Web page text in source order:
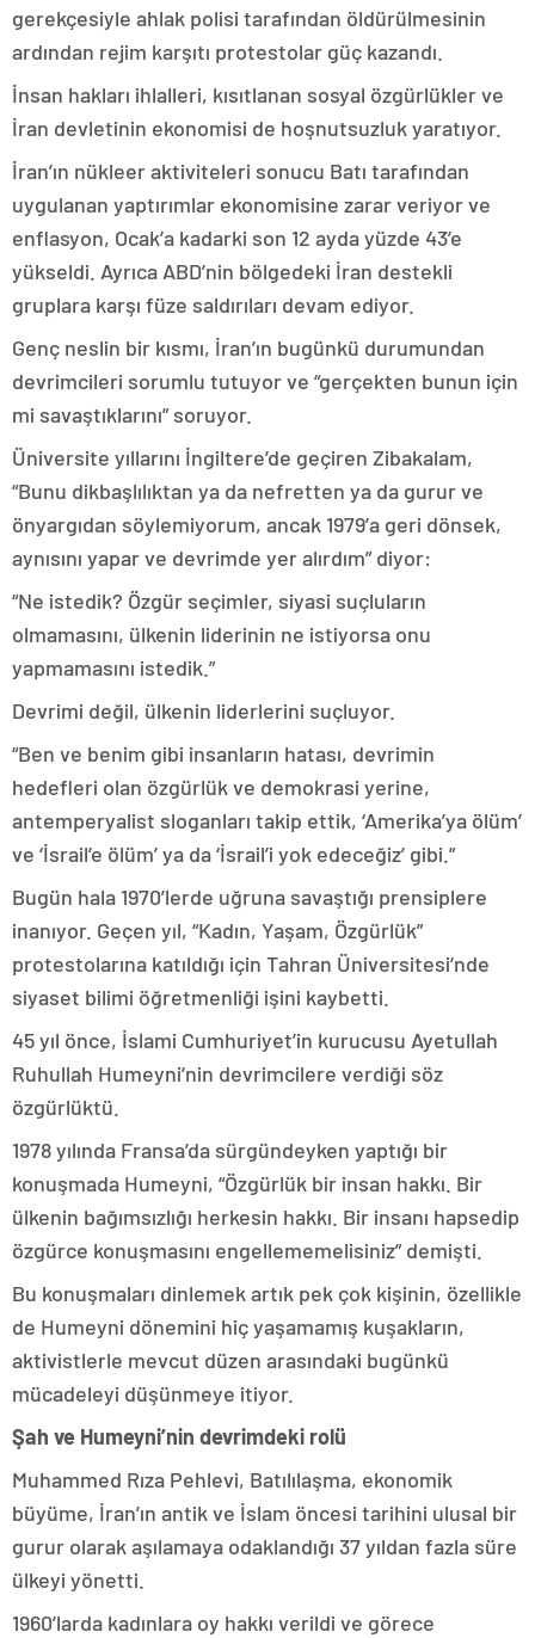
gerekçesiyle ahlak polisi tarafından öldürülmesinin
ardından rejim karşıtı protestolar güç kazandı.
İnsan hakları ihlalleri, kısıtlanan sosyal özgürlükler ve
İran devletinin ekonomisi de hoşnutsuzluk yaratıyor.
İran’ın nükleer aktiviteleri sonucu Batı tarafından
uygulanan yaptırımlar ekonomisine zarar veriyor ve
enflasyon, Ocak’a kadarki son 12 ayda yüzde 43’e
yükseldi. Ayrıca ABD’nin bölgedeki İran destekli
gruplara karşı füze saldırıları devam ediyor.
Genç neslin bir kısmı, İran’ın bugünkü durumundan
devrimcileri sorumlu tutuyor ve “gerçekten bunun için
mi savaştıklarını” soruyor.
Üniversite yıllarını İngiltere’de geçiren Zibakalam,
“Bunu dikbaşlılıktan ya da nefretten ya da gurur ve
önyargıdan söylemiyorum, ancak 1979’a geri dönsek,
aynısını yapar ve devrimde yer alırdım” diyor:
“Ne istedik? Özgür seçimler, siyasi suçluların
olmamasını, ülkenin liderinin ne istiyorsa onu
yapmamasını istedik.”
Devrimi değil, ülkenin liderlerini suçluyor.
“Ben ve benim gibi insanların hatası, devrimin
hedefleri olan özgürlük ve demokrasi yerine,
antemperyalist sloganları takip ettik, ‘Amerika’ya ölüm’
ve ‘İsrail’e ölüm’ ya da ‘İsrail’i yok edeceğiz’ gibi.”
Bugün hala 1970’lerde uğruna savaştığı prensiplere
inanıyor. Geçen yıl, “Kadın, Yaşam, Özgürlük”
protestolarına katıldığı için Tahran Üniversitesi’nde
siyaset bilimi öğretmenliği işini kaybetti.
45 yıl önce, İslami Cumhuriyet’in kurucusu Ayetullah
Ruhullah Humeyni’nin devrimcilere verdiği söz
özgürlüktü.
1978 yılında Fransa’da sürgündeyken yaptığı bir
konuşmada Humeyni, “Özgürlük bir insan hakkı. Bir
ülkenin bağımsızlığı herkesin hakkı. Bir insanı hapsedip
özgürce konuşmasını engellememelisiniz” demişti.
Bu konuşmaları dinlemek artık pek çok kişinin, özellikle
de Humeyni dönemini hiç yaşamamış kuşakların,
aktivistlerle mevcut düzen arasındaki bugünkü
mücadeleyi düşünmeye itiyor.
Şah ve Humeyni’nin devrimdeki rolü
Muhammed Rıza Pehlevi, Batılılaşma, ekonomik
büyüme, İran’ın antik ve İslam öncesi tarihini ulusal bir
gurur olarak aşılamaya odaklandığı 37 yıldan fazla süre
ülkeyi yönetti.
1960’larda kadınlara oy hakkı verildi ve görece